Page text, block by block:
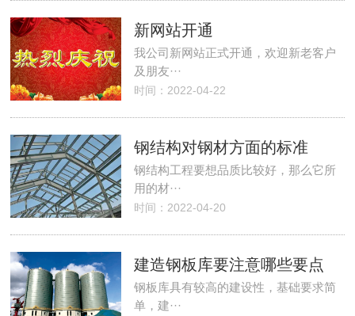
新网站开通
我公司新网站正式开通，欢迎新老客户
及朋友···
时间：2022-04-22
钢结构对钢材方面的标准
钢结构工程要想品质比较好，那么它所
用的材···
时间：2022-04-20
建造钢板库要注意哪些要点
钢板库具有较高的建设性，基础要求简
单，建···